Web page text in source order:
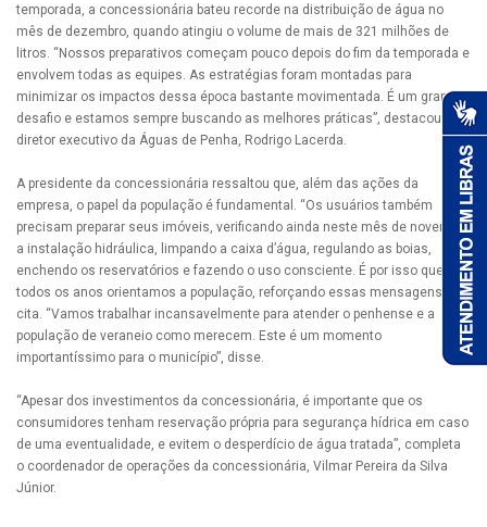
temporada, a concessionária bateu recorde na distribuição de água no
mês de dezembro, quando atingiu o volume de mais de 321 milhões de
litros. “Nossos preparativos começam pouco depois do fim da temporada e
envolvem todas as equipes. As estratégias foram montadas para
minimizar os impactos dessa época bastante movimentada. É um grande
desafio e estamos sempre buscando as melhores práticas”, destacou o
diretor executivo da Águas de Penha, Rodrigo Lacerda.
A presidente da concessionária ressaltou que, além das ações da
empresa, o papel da população é fundamental. “Os usuários também
precisam preparar seus imóveis, verificando ainda neste mês de novembro
a instalação hidráulica, limpando a caixa d’água, regulando as boias,
enchendo os reservatórios e fazendo o uso consciente. É por isso que
todos os anos orientamos a população, reforçando essas mensagens”,
cita. “Vamos trabalhar incansavelmente para atender o penhense e a
população de veraneio como merecem. Este é um momento
importantíssimo para o município”, disse.
“Apesar dos investimentos da concessionária, é importante que os
consumidores tenham reservação própria para segurança hídrica em caso
de uma eventualidade, e evitem o desperdício de água tratada”, completa
o coordenador de operações da concessionária, Vilmar Pereira da Silva
Júnior.